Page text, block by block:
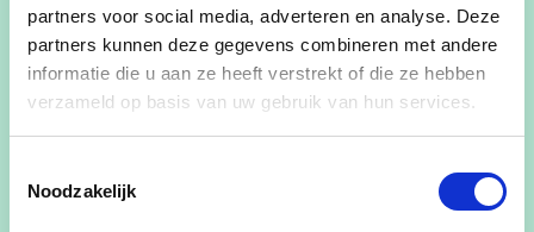
partners voor social media, adverteren en analyse. Deze
partners kunnen deze gegevens combineren met andere
informatie die u aan ze heeft verstrekt of die ze hebben
verzameld op basis van uw gebruik van hun services.
Noodzakelijk
diverse doelgroepen om na te gaan hoe
toegankelijk onze gemeente is voor bvb
doven, personen met een beperking, ouderen,
jonge gezinnen, enz. Deze resultaten worden
in de mate van het mogelijke geïntegreerd in
het gemeentelijke beleid.